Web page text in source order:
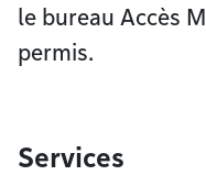
le bureau Accès
permis.
Services